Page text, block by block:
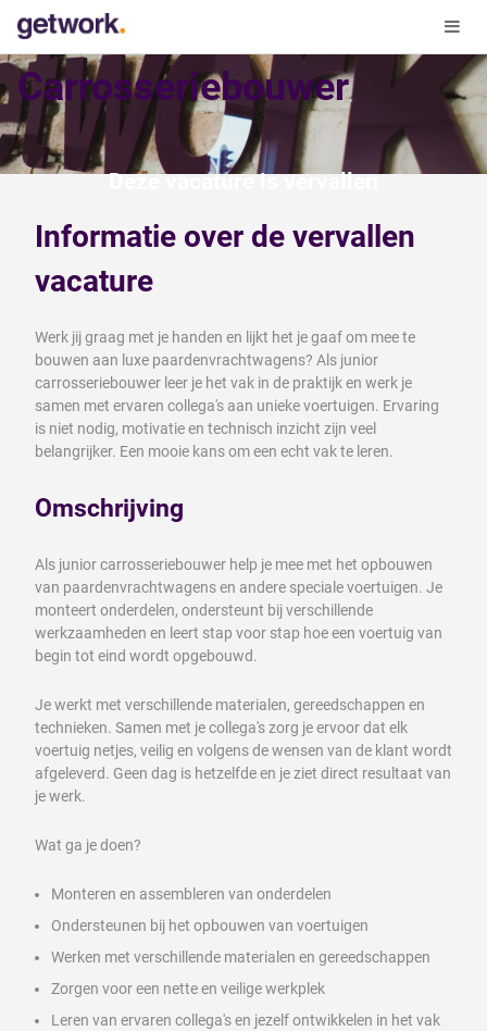
Carrosseriebouwer
Deze vacature is vervallen
Informatie over de vervallen
vacature
Werk jij graag met je handen en lijkt het je gaaf om mee te
bouwen aan luxe paardenvrachtwagens? Als junior
carrosseriebouwer leer je het vak in de praktijk en werk je
samen met ervaren collega's aan unieke voertuigen. Ervaring
is niet nodig, motivatie en technisch inzicht zijn veel
belangrijker. Een mooie kans om een echt vak te leren.
Omschrijving
Als junior carrosseriebouwer help je mee met het opbouwen
van paardenvrachtwagens en andere speciale voertuigen. Je
monteert onderdelen, ondersteunt bij verschillende
werkzaamheden en leert stap voor stap hoe een voertuig van
begin tot eind wordt opgebouwd.
Je werkt met verschillende materialen, gereedschappen en
technieken. Samen met je collega's zorg je ervoor dat elk
voertuig netjes, veilig en volgens de wensen van de klant wordt
afgeleverd. Geen dag is hetzelfde en je ziet direct resultaat van
je werk.
Wat ga je doen?
Monteren en assembleren van onderdelen
Ondersteunen bij het opbouwen van voertuigen
Werken met verschillende materialen en gereedschappen
Zorgen voor een nette en veilige werkplek
Leren van ervaren collega's en jezelf ontwikkelen in het vak